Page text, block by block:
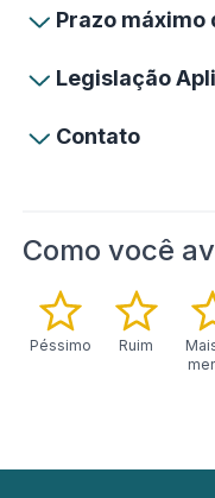
Prazo
Legislação
Contato
Como você
Péssimo Ruim